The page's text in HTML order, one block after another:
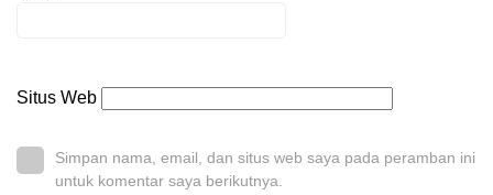
Situs Web
Simpan nama, email, dan situs web saya pada peramban ini
untuk komentar saya berikutnya.